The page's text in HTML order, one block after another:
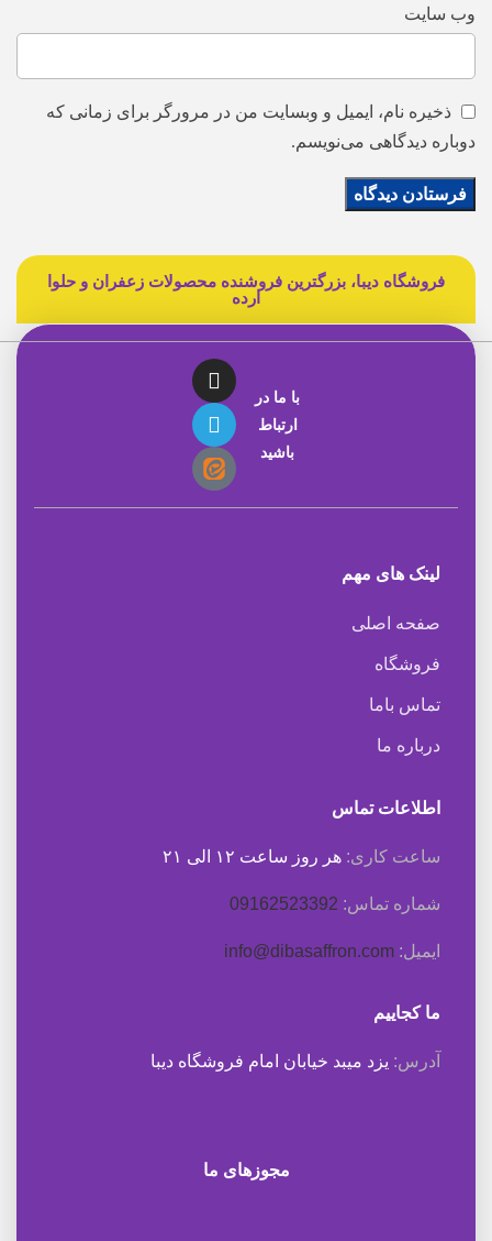
وب‌ سایت
ذخیره نام، ایمیل و وبسایت من در مرورگر برای زمانی که
دوباره دیدگاهی می‌نویسم.
فروشگاه دیبا، بزرگترین فروشنده محصولات زعفران و حلوا
ارده
با ما در
ارتباط
باشید
لینک های مهم
صفحه اصلی
فروشگاه
تماس باما
درباره ما
اطلاعات تماس
ساعت کاری: هر روز ساعت ۱۲ الی ۲۱
شماره تماس: 09162523392
ایمیل: info@dibasaffron.com
ما کجاییم
آدرس: یزد میبد خیابان امام فروشگاه دیبا
مجوزهای ما